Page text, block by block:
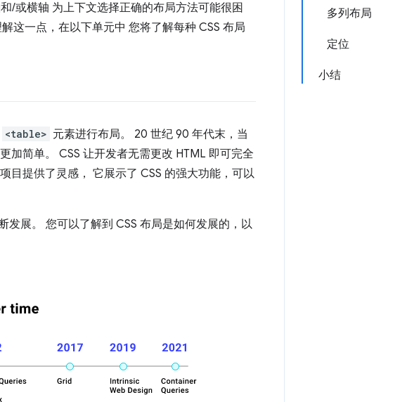
多列布局
定位
小结
/或横轴 为上下文选择正确的布局方法可能很困
这一点，在以下单元中 您将了解每种 CSS 布局
<table> 元素进行布局。 20 世纪 90 年代末，当
加简单。 CSS 让开发者无需更改 HTML 即可完全
目提供了灵感， 它展示了 CSS 的强大功能，可以
发展。 您可以了解到 CSS 布局是如何发展的，以